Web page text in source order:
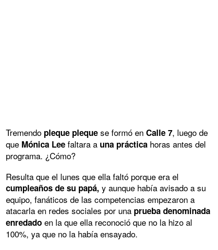
Tremendo pleque pleque se formó en Calle 7, luego de
que Mónica Lee faltara a una práctica horas antes del
programa. ¿Cómo?
Resulta que el lunes que ella faltó porque era el
cumpleaños de su papá, y aunque había avisado a su
equipo, fanáticos de las competencias empezaron a
atacarla en redes sociales por una prueba denominada
enredado en la que ella reconoció que no la hizo al
100%, ya que no la había ensayado.